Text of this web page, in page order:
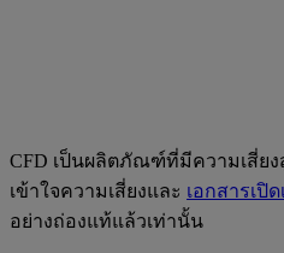
CFD เป็นผลิตภัณฑ์ที่มีความเสี่ย
เข้าใจความเสี่ยงและ เอกสารเปิ
อย่างถ่องแท้แล้วเท่านั้น